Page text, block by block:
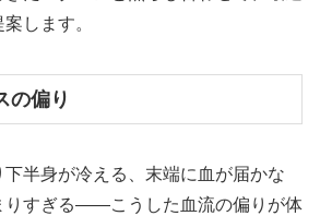
します。
の偏り
下半身が冷える、末端に血が届かな
りすぎる——こうした血流の偏りが体